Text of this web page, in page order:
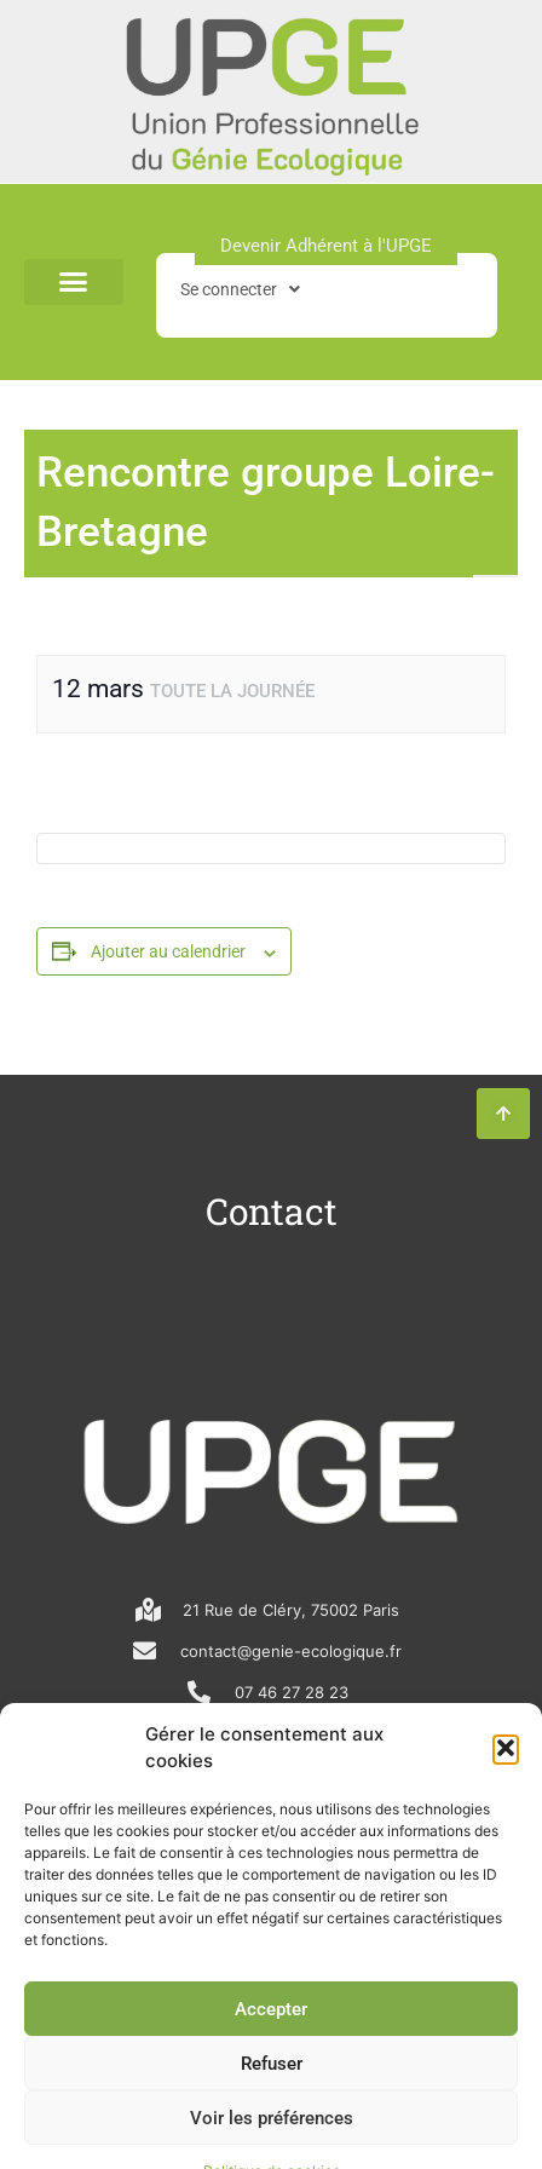
Gérer le consentement aux
cookies
Pour offrir les meilleures expériences, nous utilisons des technologies
telles que les cookies pour stocker et/ou accéder aux informations des
appareils. Le fait de consentir à ces technologies nous permettra de
traiter des données telles que le comportement de navigation ou les ID
uniques sur ce site. Le fait de ne pas consentir ou de retirer son
consentement peut avoir un effet négatif sur certaines caractéristiques
et fonctions.
Accepter
Refuser
Voir les préférences
Devenir Adhérent à l'UPGE​
Se connecter
Rencontre groupe Loire-
Bretagne
12 mars TOUTE LA JOURNÉE
Ajouter au calendrier
Contact
21 Rue de Cléry, 75002 Paris
contact@genie-ecologique.fr
07 46 27 28 23
N
e
w
s
p
p
e
i
n
k
e
i
n
o
u
t
u
e
RECEVOIR L'ACTU DE LA FILIÈRE
Retrouvez tous les mois les articles terrain de nos adhérents, les
rendez-vous importants de la filière, nos offres de stages et
Je m'abonne à la lettre d'info